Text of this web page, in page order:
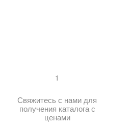
1
Свяжитесь с нами для
получения каталога с
ценами